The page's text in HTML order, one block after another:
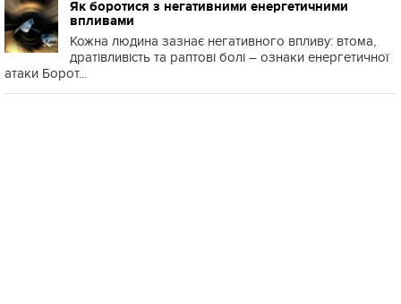
Як боротися з негативними енергетичними
впливами
Кожна людина зазнає негативного впливу: втома,
дратівливість та раптові болі – ознаки енергетичної
атаки Борот...